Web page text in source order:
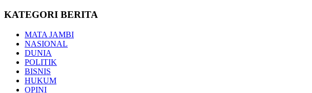
KATEGORI BERITA
MATA JAMBI
NASIONAL
DUNIA
POLITIK
BISNIS
HUKUM
OPINI